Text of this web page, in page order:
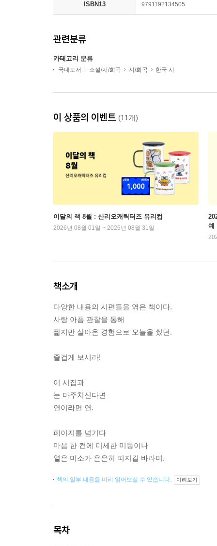
ISBN13 9791192134505
관련분류
카테고리 분류
국내도서 소설/시/희곡 시/희곡 한국 시
이 상품의 이벤트 (11개)
이달의 책 8월 : 산리오캐릭터즈 유리컵
2026년 08월 01일 ~ 2026년 08월 31일
예
책소개
다양한 내용의 시편들을 엮은 책이다.
사랑 아픔 관찰을 통해
짧지만 살아온 경험으로 오늘을 썼던.
즐겁게 보시라!
이 시집과
눈 마주치신다면
연이라면 연.
페이지를 넘기다
마음 한 켠에 미세한 미동이나
옅은 미소가 은은히 퍼지길 바라며.
책의 일부 내용을 미리 읽어보실 수 있습니다. 미리보기
목차